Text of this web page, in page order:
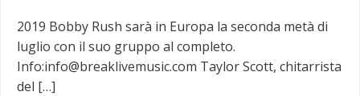
2019 Bobby Rush sarà in Europa la seconda metà di
luglio con il suo gruppo al completo.
Info:info@breaklivemusic.com Taylor Scott, chitarrista
del […]